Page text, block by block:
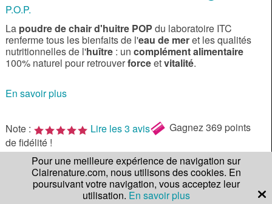
P.O.P.
Lapoudre de chair d'huitre POP du laboratoire ITC
renferme tous les bienfaits de l'eau de meret les qualités
nutritionnelles de l'huître: un complément alimentaire
100% naturel pour retrouverforceetvitalité.
En savoir plus
Note : Lire les 3 avis Gagnez369 points
de fidélité !
36,90 €
Qté.
AJOUTER AU PANIER
Pour une meilleure expérience de navigation sur
Clairenature.com, nous utilisons des cookies. En
poursuivant votre navigation, vous acceptez leur
utilisation. En savoir plus